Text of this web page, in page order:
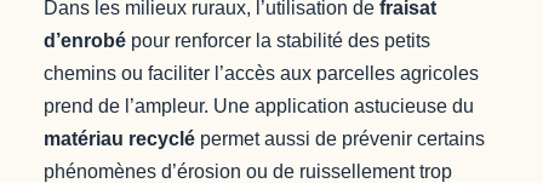
Dans les milieux ruraux, l’utilisation de fraisat
d’enrobé pour renforcer la stabilité des petits
chemins ou faciliter l’accès aux parcelles agricoles
prend de l’ampleur. Une application astucieuse du
matériau recyclé permet aussi de prévenir certains
phénomènes d’érosion ou de ruissellement trop